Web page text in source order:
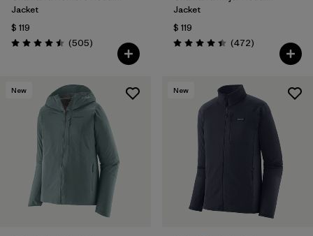
Jacket
$ 119
Valoración: 4.5 / 5
(505Comentarios
)
Jacket
$ 119
Valoración: 4.5 / 5
(472Comentarios
)
New New